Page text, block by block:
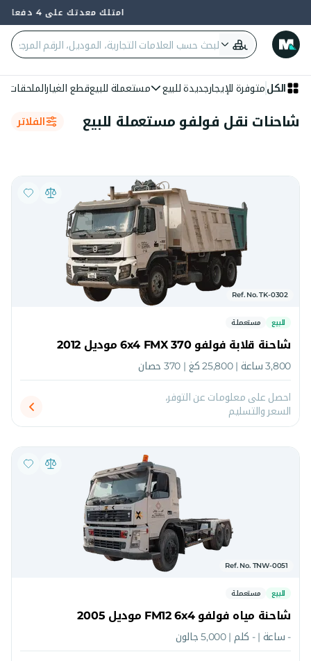
امتلك معدتك على 4 دفعات — 0% فائدة وبدون بنك
الكل متوفرة للإيجارجديدة للبيع مستعملة للبيعقطع الغيارالملحقات
شاحنات نقل فولفو مستعملة للبيع الفلاتر
Ref. No. TK-0302
للبيع
مستعملة
شاحنة قلابة فولفو 6x4 FMX 370 موديل 2012
3,800 ساعة | 25,800 كغ | 370 حصان
احصل على معلومات عن التوفر،
السعر والتسليم
Ref. No. TNW-0051
للبيع
مستعملة
شاحنة مياه فولفو FM12 6x4 موديل 2005
- ساعة | - كلم | 5,000 جالون